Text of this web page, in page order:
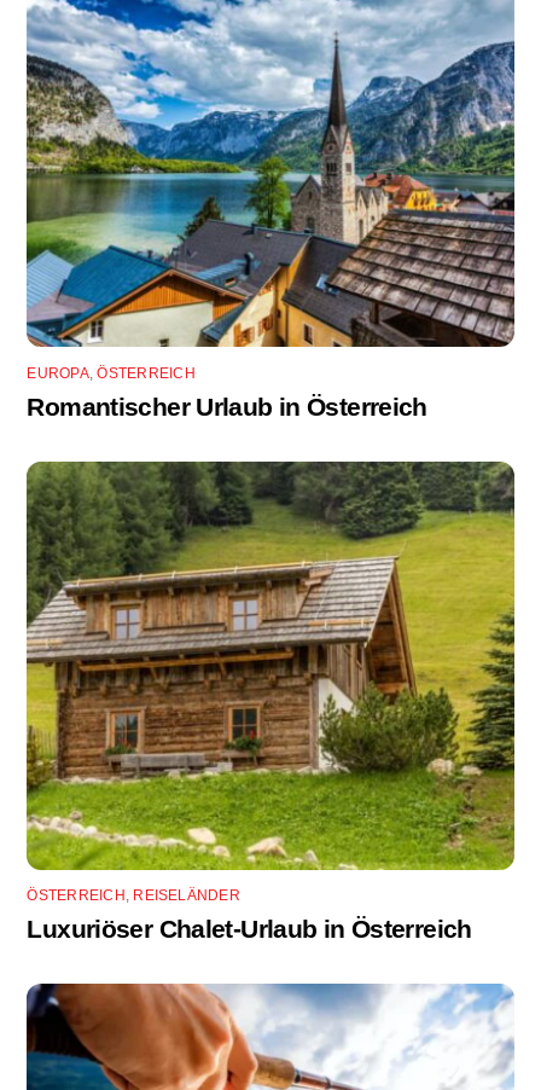
EUROPA,ÖSTERREICH
Romantischer Urlaub in Österreich
ÖSTERREICH , REISELÄNDER
Luxuriöser Chalet-Urlaub in Österreich